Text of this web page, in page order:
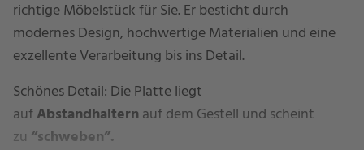
richtige Möbelstück für Sie. Er besticht durch
modernes Design, hochwertige Materialien und eine
exzellente Verarbeitung bis ins Detail.
Schönes Detail: Die Platte liegt
aufAbstandhalternauf dem Gestell und scheint
zu “schweben”.